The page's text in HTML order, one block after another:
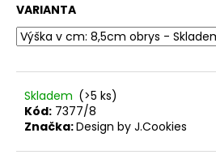
VARIANTA
Skladem (>5 ks)
Kód: 7377/8
Značka:Design by J.Cookies
D
o
o
u
č
u